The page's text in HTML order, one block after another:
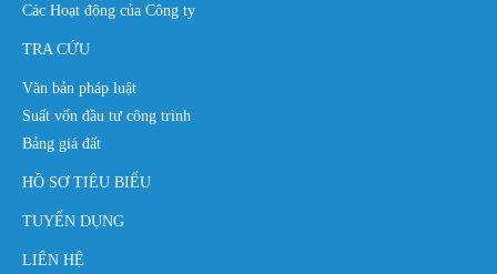
Các Hoạt động của Công ty
TRA CỨU
Văn bản pháp luật
Suất vốn đầu tư công trình
Bảng giá đất
HỒ SƠ TIÊU BIỂU
TUYỂN DỤNG
LIÊN HỆ